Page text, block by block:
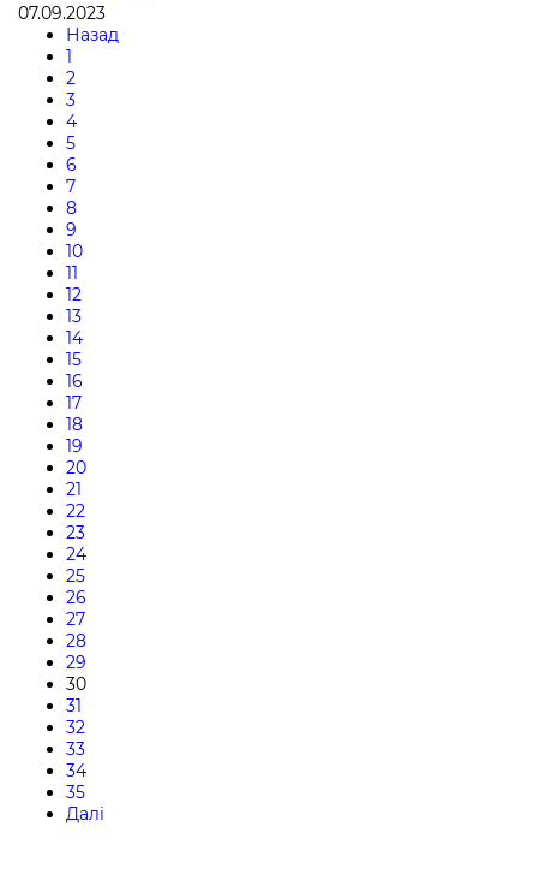
07.09.2023
Назад
1
2
3
4
5
6
7
8
9
10
11
12
13
14
15
16
17
18
19
20
21
22
23
24
25
26
27
28
29
30
31
32
33
34
35
Далі